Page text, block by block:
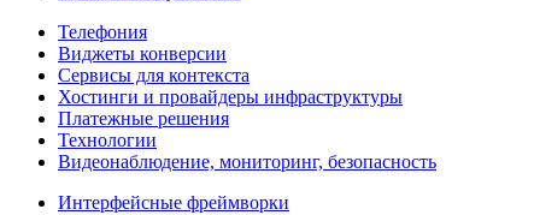
Телефония
Виджеты конверсии
Сервисы для контекста
Хостинги и провайдеры инфраструктуры
Платежные решения
Технологии
Видеонаблюдение, мониторинг, безопасность
Интерфейсные фреймворки